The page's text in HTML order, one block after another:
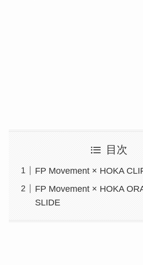
目次
FP Movement × HOKA
FP Movement × HOKA
SLIDE